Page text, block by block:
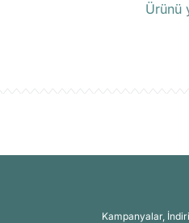
Ürünü
Kampanyalar,